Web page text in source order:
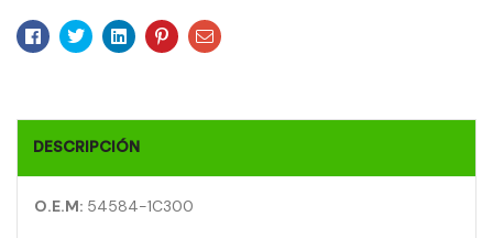
Facebook
TwitterLinkedinPinterest
Email
DESCRIPCIÓN
O.E.M: 54584-1C300